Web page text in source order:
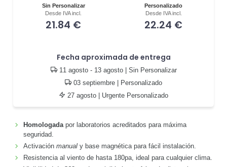
Sin Personalizar
Desde IVA incl.
21.84 €
Personalizado
Desde IVA incl.
22.24 €
Fecha aproximada de entrega
11 agosto - 13 agosto| Sin Personalizar
03 septiembre | Personalizado
27 agosto | Urgente Personalizado
Homologadapor laboratorios acreditados para máxima
seguridad.
Activación manualy base magnética para fácil instalación.
Resistencia al viento de hasta 180pa, ideal para cualquier clima.